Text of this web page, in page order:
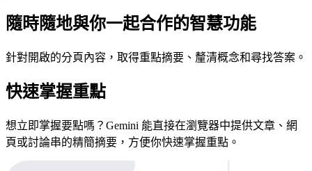
隨時隨地與你一起合作的智慧功能
針對開啟的分頁內容，取得重點摘要、釐清概念和尋找答案。
快速掌握重點
想立即掌握要點嗎？Gemini 能直接在瀏覽器中提供文章、網
頁或討論串的精簡摘要，方便你快速掌握重點。